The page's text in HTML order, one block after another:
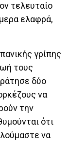
τελευταίο
ελαφρά,
γρίπης
τους
δύο
να
την
ότι
να